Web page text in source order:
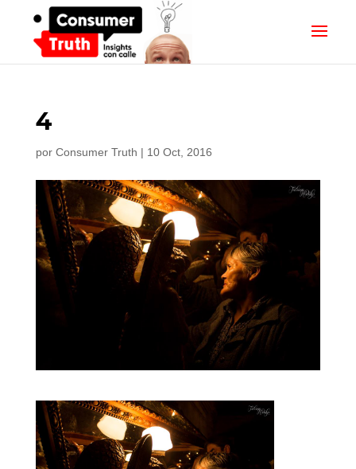
4
por Consumer Truth | 10 Oct, 2016